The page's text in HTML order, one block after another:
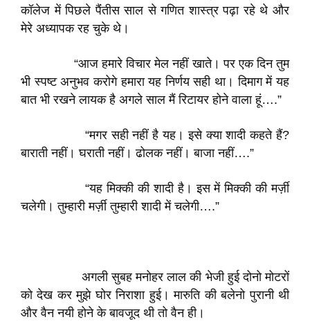
कॉलेज में पिछले पैंंतीस साल से गणित शास्त्र पढ़ा रहे थे और
मेरे अध्यापक रह चुके थे।
“आज हमारे विचार मेल नहीं खाते। पर एक दिन तुम
भी स्पष्ट अनुभव करोगे हमारा यह निर्णय सही था। दिमाग में यह
बात भी रखने लायक है अगले साल मैं रिटायर होने वाला हूं….”
“मगर सही नहीं है यह। इसे क्या शादी कहते हैं?
बाराती नहीं। घराती नहीं। ढोलक नहीं। बाजा नहीं….”
“यह मिक्की की शादी है। इस में मिक्की की मर्ज़ी
चलेगी। तुम्हारी मर्ज़ी तुम्हारी शादी में चलेगी….”
अगली सुबह मनोहर लाल की भेजी हुई दोनो मोटरों
को देख कर मुझे घोर निराशा हुई। मारुति की बलेनो पुरानी थी
और वैन नयी होने के बावजूद थी तो वैन ही।